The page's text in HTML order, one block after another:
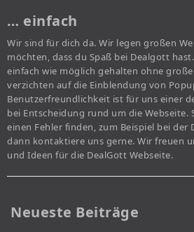
… einfach
Wir sind für dich da. Wir legen großen
möchten, dass du Spaß bei Dealgott
einfach wie möglich gehalten ohne
verzichten auf die Einblendung von
Benutzerfreundlichkeit ist für uns einer
bei Entscheidung rund um die Webseite.
einen Fehler finden, zum Beispiel bei der
dann kontaktiere uns gerne. Wir freuen
und Ideen für die DealGott Webseite.
Neueste Beiträge